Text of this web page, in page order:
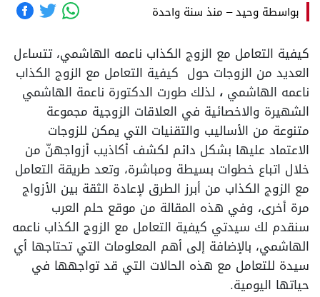
بواسطة وحيد– منذ سنة واحدة
كيفية التعامل مع الزوج الكذاب ناعمه الهاشمي، تتساءل
العديد من الزوجات حول كيفية التعامل مع الزوج الكذاب
ناعمه الهاشمي ، لذلك طورت الدكتورة ناعمة الهاشمي
الشهيرة والاخصائية في العلاقات الزوجية مجموعة
متنوعة من الأساليب والتقنيات التي يمكن للزوجات
الاعتماد عليها بشكل دائم لكشف أكاذيب أزواجهنّ من
خلال اتباع خطوات بسيطة ومباشرة، وتعد طريقة التعامل
مع الزوج الكذاب من أبرز الطرق لإعادة الثقة بين الأزواج
مرة أخرى، وفي هذه المقالة من موقع حلم العرب
سنقدم لك سيدتي كيفية التعامل مع الزوج الكذاب ناعمه
الهاشمي، بالإضافة إلى أهم المعلومات التي تحتاجها أي
سيدة للتعامل مع هذه الحالات التي قد تواجهها في
حياتها اليومية.